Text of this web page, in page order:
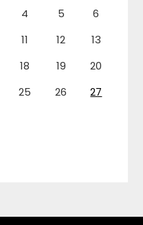
4 5
6
11 12
13
18 19
20
25 26
27